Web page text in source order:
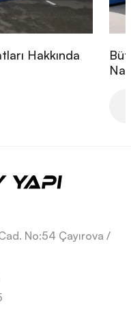
Hakkında
No:54 Çayırova /